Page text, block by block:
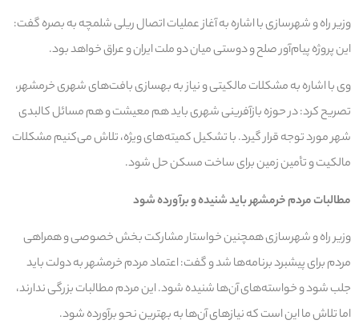
وزیر راه و شهرسازی با اشاره به آغاز عملیات اتصال ریلی شلمچه به بصره گفت:
این پروژه پیام‌آور صلح و دوستی میان دو ملت ایران و عراق خواهد بود.
وی با اشاره به مشکلات مالکیتی و نیاز به بهسازی بافت‌های شهری خرمشهر،
تصریح کرد: در حوزه بازآفرینی شهری باید هم معیشت و هم مسائل کالبدی
شهر مورد توجه قرار گیرد. با تشکیل کمیته‌های ویژه، تلاش می‌کنیم مشکلات
مالکیت و تأمین زمین برای ساخت مسکن حل شود.
مطالبات مردم خرمشهر باید شنیده و برآورده شود
وزیر راه و شهرسازی همچنین خواستار مشارکت بخش خصوصی و همراهی
مردم برای پیشبرد برنامه‌ها شد و گفت: اعتماد مردم خرمشهر به دولت باید
جلب شود و خواسته‌های آن‌ها شنیده شود. این مردم مطالبات بزرگی ندارند،
اما تلاش ما این است که نیازهای آن‌ها به بهترین نحو برآورده شود.